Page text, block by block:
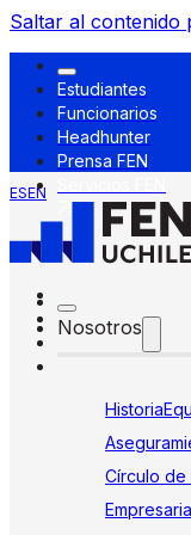
Saltar al contenido
Estudiantes
Funcionarios
Headhunter
Prensa FEN
ESEN
Nosotros
Historia
Círculo de